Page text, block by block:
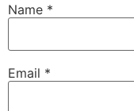
Name *
Email *